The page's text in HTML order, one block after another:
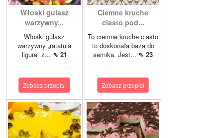
Włoski gulasz
warzywny...
Włoski gulasz
warzywny „ratatuia
ligure” z... ⇖ 21
Zobacz przepis!
Ciemne kruche
ciasto pod...
To ciemne kruche ciasto
to doskonała baza do
sernika. Jest... ⇖ 23
Zobacz przepis!